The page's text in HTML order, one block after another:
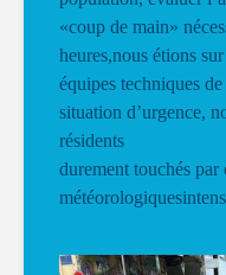
«coup de main»
heures,nous étions
équipes techniques
situation d’urgence,
résidents
durement touchés par